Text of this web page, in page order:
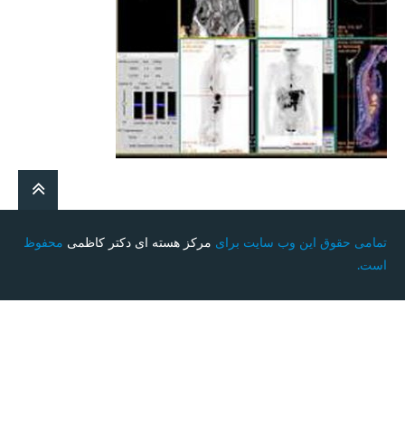
تمامی حقوق این وب سایت برای مرکز هسته ای دکتر کاظمی محفوظ
است.